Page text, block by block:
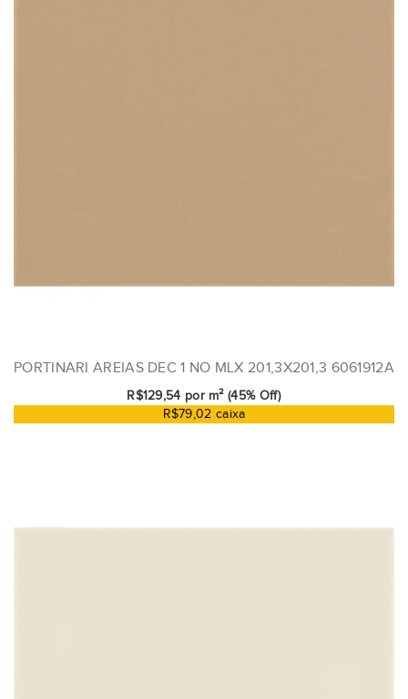
PORTINARI AREIAS DEC 1 NO MLX 201,3X201,3 6061912A
R$129,54 por m² (45% Off)
R$79,02 caixa